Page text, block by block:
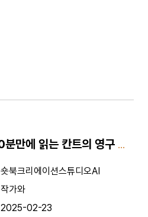
10분만에 읽는 칸트의 영구 평화를 위하여 숏북 핵심요약편 - 바쁜 당신을 위한 10분 완벽 요약본
숏북크리에이션스튜디오AI
작가와
2025-02-23